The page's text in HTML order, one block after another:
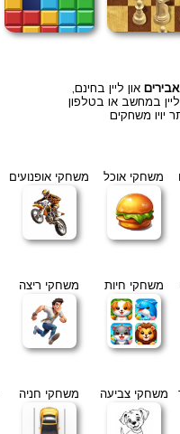
און ליין בחינם,
במחשב או בטלפון
משחקים
משחקי אוכל משחקי אופנועים
משחקי חיות משחקי ריצה
משחקי צביעה משחקי חניה